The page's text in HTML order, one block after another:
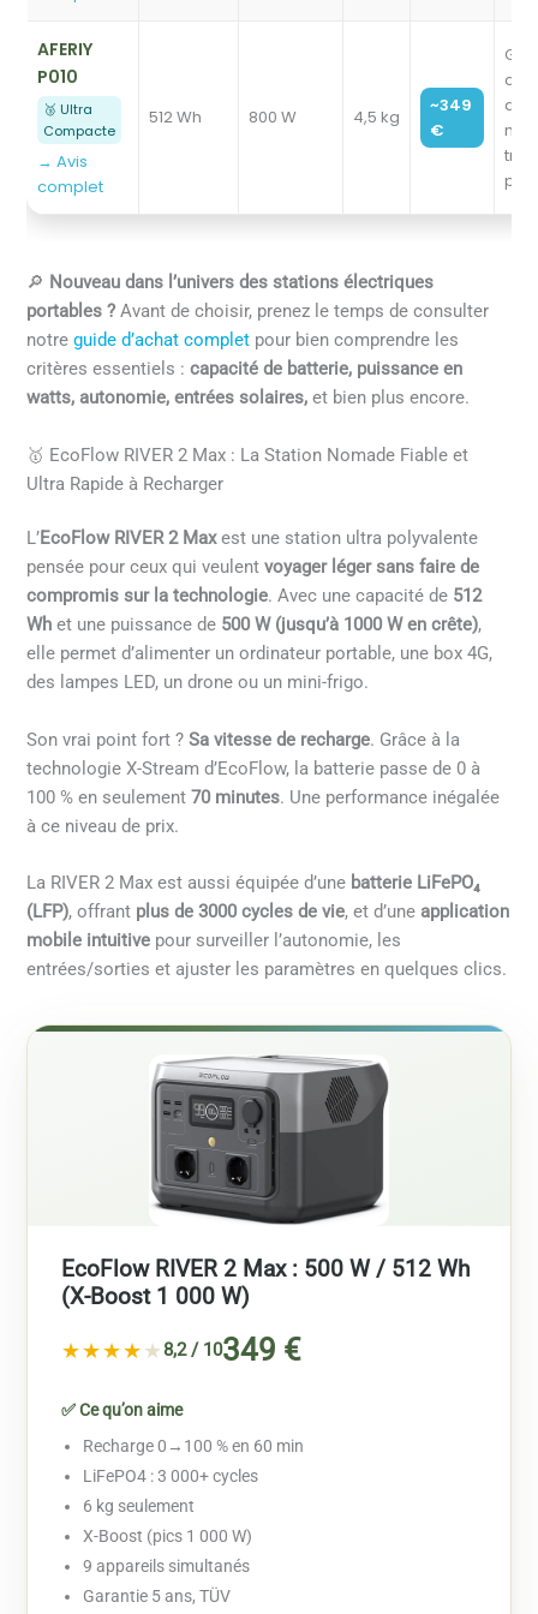
AFERIY
P010
🥉 Ultra
Compacte
→ Avis
complet
512 Wh 800 W 4,5 kg
~349
€
très
🔎 Nouveau dans l’univers des stations électriques
portables ? Avant de choisir, prenez le temps de consulter
notreguide d’achat complet pour bien comprendre les
critères essentiels :capacité de batterie, puissance en
watts, autonomie, entrées solaires, et bien plus encore.
🥇 EcoFlow RIVER 2 Max : La Station Nomade Fiable et
Ultra Rapide à Recharger
L’EcoFlow RIVER 2 Maxest une station ultra polyvalente
pensée pour ceux qui veulentvoyager léger sans faire de
compromis sur la technologie. Avec une capacité de 512
Wh et une puissance de 500 W (jusqu’à 1000 W en crête),
elle permet d’alimenter un ordinateur portable, une box 4G,
des lampes LED, un drone ou un mini-frigo.
Son vrai point fort ?Sa vitesse de recharge. Grâce à la
technologie X-Stream d’EcoFlow, la batterie passe de 0 à
100 % en seulement70 minutes. Une performance inégalée
à ce niveau de prix.
La RIVER 2 Max est aussi équipée d’une batterie LiFePO₄
(LFP), offrant plus de 3000 cycles de vie, et d’une application
mobile intuitive pour surveiller l’autonomie, les
entrées/sorties et ajuster les paramètres en quelques clics.
EcoFlow RIVER 2 Max : 500 W / 512 Wh
(X-Boost 1 000 W)
★★★★★8,2 / 10349 €
✅ Ce qu’on aime
Recharge 0→100 % en 60 min
LiFePO4 : 3 000+ cycles
6 kg seulement
X-Boost (pics 1 000 W)
9 appareils simultanés
Garantie 5 ans, TÜV